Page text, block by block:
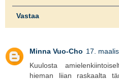
Vastaa
Minna Vuo-Cho 17.
Kuulosta
hieman liian raskaalta